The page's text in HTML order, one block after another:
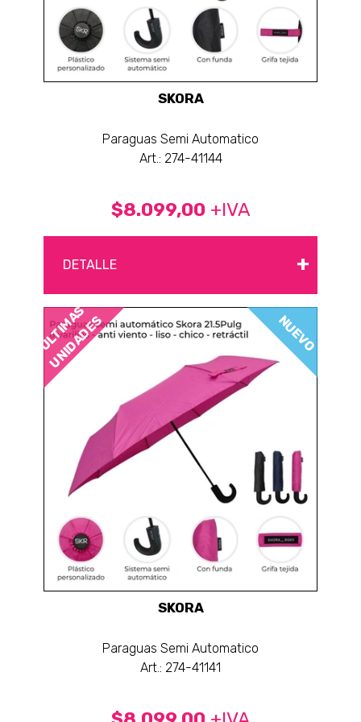
SKORA
Paraguas Semi Automatico
Art.: 274-41144
$8.099,00 +IVA
DETALLE +
ÚLTIMAS
UNIDADES NUEVO
SKORA
Paraguas Semi Automatico
Art.: 274-41141